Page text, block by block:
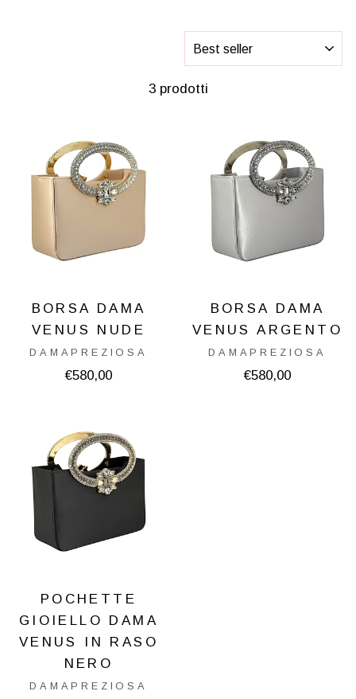
3 prodotti
BORSA DAMA
VENUS NUDE
DAMAPREZIOSA
€580,00
BORSA DAMA
VENUS ARGENTO
DAMAPREZIOSA
€580,00
POCHETTE
GIOIELLO DAMA
VENUS IN RASO
NERO
DAMAPREZIOSA